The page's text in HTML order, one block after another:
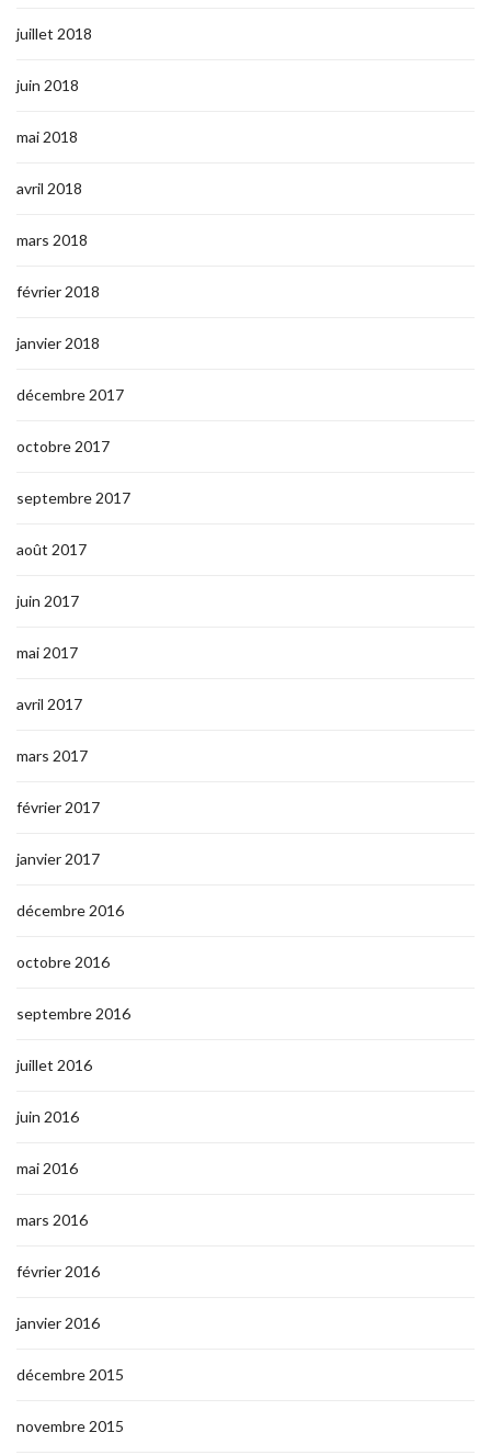
juillet 2018
juin 2018
mai 2018
avril 2018
mars 2018
février 2018
janvier 2018
décembre 2017
octobre 2017
septembre 2017
août 2017
juin 2017
mai 2017
avril 2017
mars 2017
février 2017
janvier 2017
décembre 2016
octobre 2016
septembre 2016
juillet 2016
juin 2016
mai 2016
mars 2016
février 2016
janvier 2016
décembre 2015
novembre 2015